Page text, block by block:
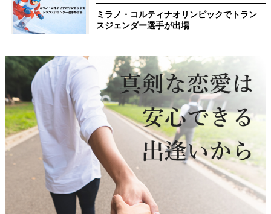
ミラノ・コルティナオリンピックでトラン
スジェンダー選手が出場